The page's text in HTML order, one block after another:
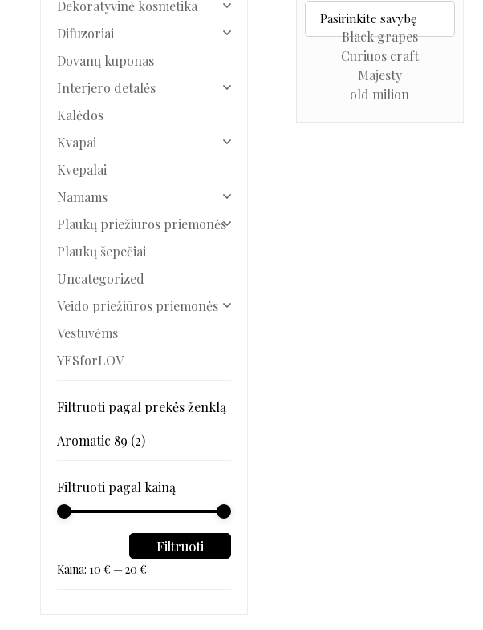
Dekoratyvinė kosmetika
Difuzoriai
Dovanų kuponas
Interjero detalės
Kalėdos
Kvapai
Kvepalai
Namams
Plaukų priežiūros priemonės
Plaukų šepečiai
Uncategorized
Veido priežiūros priemonės
Vestuvėms
YESforLOV
Filtruoti pagal prekės ženklą
Aromatic 89 (2)
Filtruoti pagal kainą
Filtruoti
Kaina: 10 € —20 €
Black grapes
Curiuos craft
Majesty
old milion